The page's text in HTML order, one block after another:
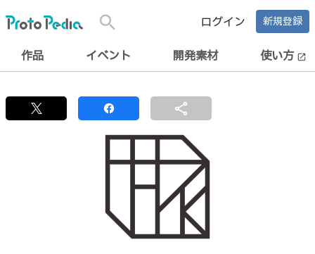
search ログイン 新規登録
作品 イベント 開発素材 使い方 open_in_new
share